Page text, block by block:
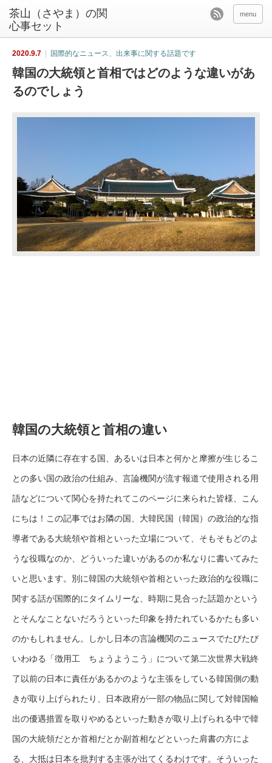
茶山（さやま）の関
心事セット
menu
2020.9.7 国際的なニュース、出来事に関する話題です
韓国の大統領と首相ではどのような違いがあ
るのでしょう
韓国の大統領と首相の違い
日本の近隣に存在する国、あるいは日本と何かと摩擦が生じるこ
との多い国の政治の仕組み、言論機関が流す報道で使用される用
語などについて関心を持たれてこのページに来られた皆様、こん
にちは！この記事ではお隣の国、大韓民国（韓国）の政治的な指
導者である大統領や首相といった立場について、そもそもどのよ
うな役職なのか、どういった違いがあるのか私なりに書いてみた
いと思います。別に韓国の大統領や首相といった政治的な役職に
関する話が国際的にタイムリーな、時期に見合った話題かという
とそんなことないだろうといった印象を持たれているかたも多い
のかもしれません。しかし日本の言論機関のニュースでたびたび
いわゆる「徴用工 ちょうようこう」について第二次世界大戦終
了以前の日本に責任があるかのような主張をしている韓国側の動
きが取り上げられたり、日本政府が一部の物品に関して対韓国輸
出の優遇措置を取りやめるといった動きが取り上げられる中で韓
国の大統領だとか首相だとか副首相などといった肩書の方によ
る、大抵は日本を批判する主張が出てくるわけです。そういった